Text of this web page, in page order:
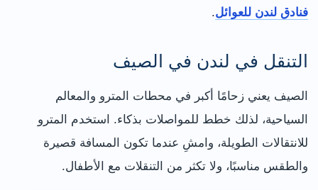
فنادق لندن للعوائل.
التنقل في لندن في الصيف
الصيف يعني زحامًا أكبر في محطات المترو والمعالم
السياحية، لذلك خطط للمواصلات بذكاء. استخدم المترو
للانتقالات الطويلة، وامشِ عندما تكون المسافة قصيرة
والطقس مناسبًا، ولا تكثر من التنقلات مع الأطفال.